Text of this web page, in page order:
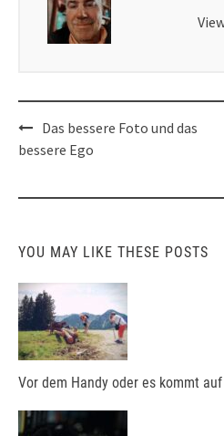
Post
navigation
Das bessere Foto und das
bessere Ego
YOU MAY LIKE THESE POSTS
Vor dem Handy oder es kommt